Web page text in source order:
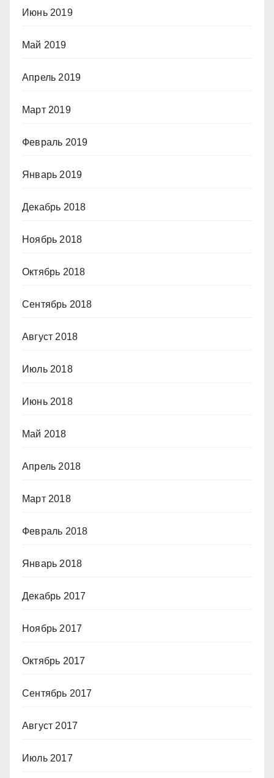
Июнь 2019
Май 2019
Апрель 2019
Март 2019
Февраль 2019
Январь 2019
Декабрь 2018
Ноябрь 2018
Октябрь 2018
Сентябрь 2018
Август 2018
Июль 2018
Июнь 2018
Май 2018
Апрель 2018
Март 2018
Февраль 2018
Январь 2018
Декабрь 2017
Ноябрь 2017
Октябрь 2017
Сентябрь 2017
Август 2017
Июль 2017